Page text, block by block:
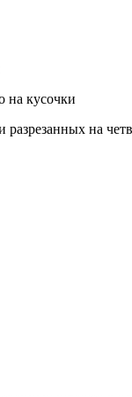
на кусочки
на